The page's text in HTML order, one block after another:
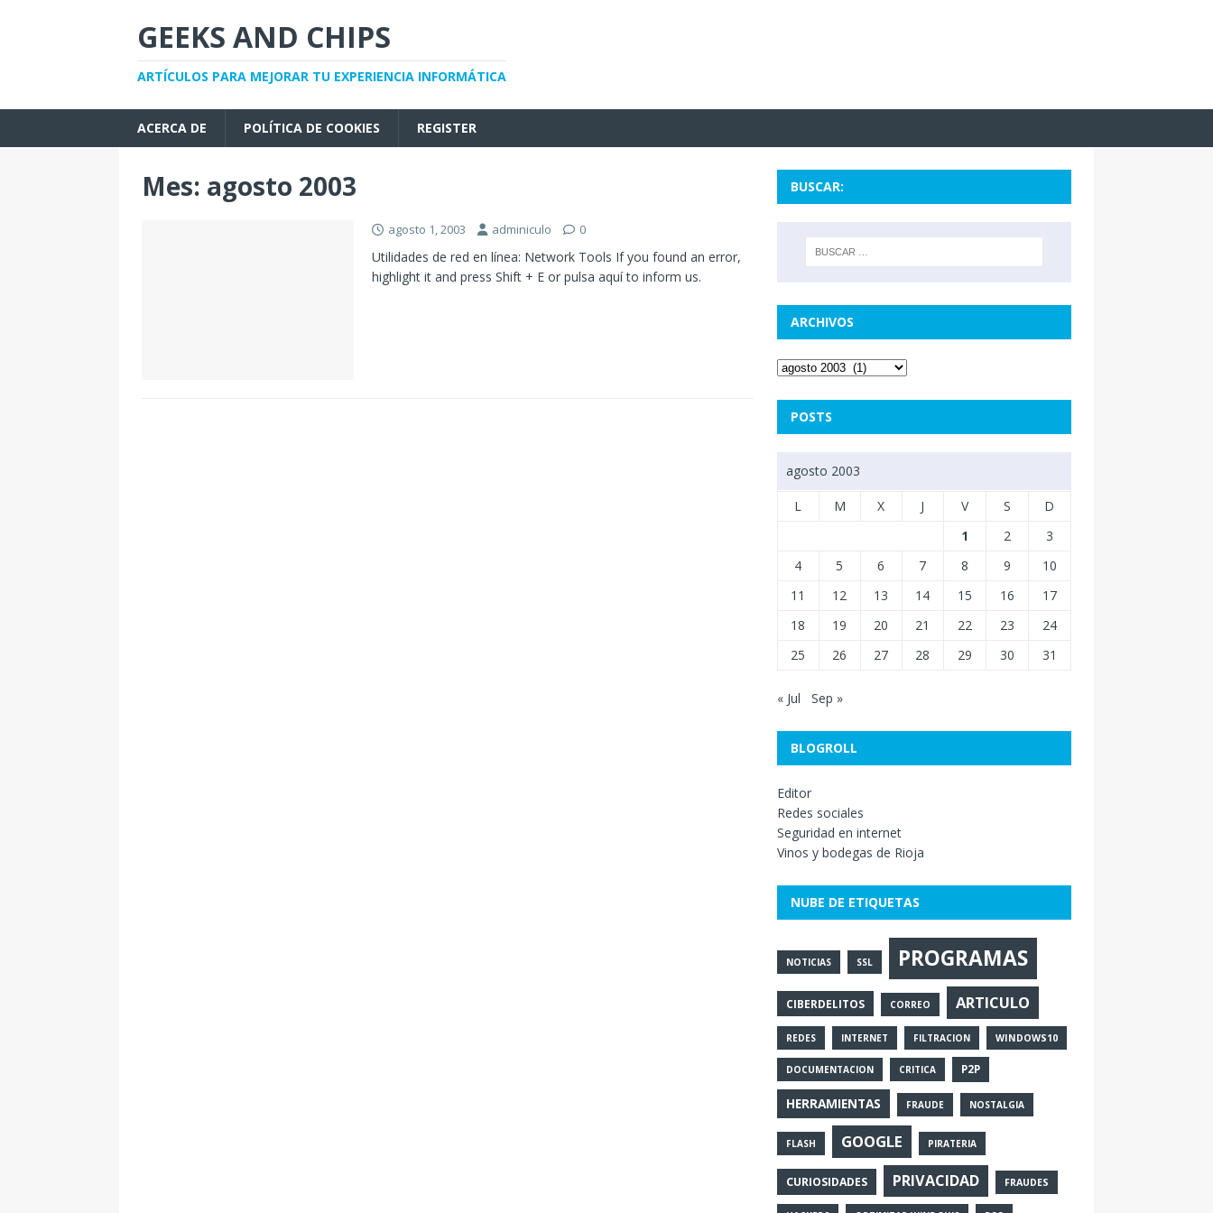
GEEKS AND CHIPS
ARTÍCULOS PARA MEJORAR TU EXPERIENCIA INFORMÁTICA
ACERCA DE POLÍTICA DE COOKIES REGISTER
Mes: agosto 2003
agosto 1, 2003 adminiculo 0
Utilidades de red en línea: Network Tools If you found an error,
highlight it and press Shift + E or pulsa aquí to inform us.
BUSCAR:
ARCHIVOS
POSTS
agosto 2003
L M X J V S
D
1
2
3
4
5 6 7 8 9
10
11
12 13 14 15 16
17
18
19 20 21 22 23
24
25
26 27 28 29 30 31
« Jul Sep »
BLOGROLL
Editor
Redes sociales
Seguridad en internet
Vinos y bodegas de Rioja
NUBE DE ETIQUETAS
NOTICIAS SSL PROGRAMAS
CIBERDELITOS CORREO ARTICULO
REDES INTERNET FILTRACION WINDOWS10
DOCUMENTACION CRITICA P2P
HERRAMIENTAS FRAUDE NOSTALGIA
FLASH GOOGLE PIRATERIA
CURIOSIDADES PRIVACIDAD FRAUDES